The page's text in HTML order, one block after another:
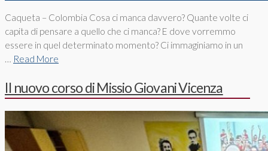
Caqueta – Colombia Cosa ci manca davvero? Quante volte ci
capita di pensare a quello che ci manca? E dove vorremmo
essere in quel determinato momento? Ci immaginiamo in un
… Read More
Il nuovo corso di Missio Giovani Vicenza